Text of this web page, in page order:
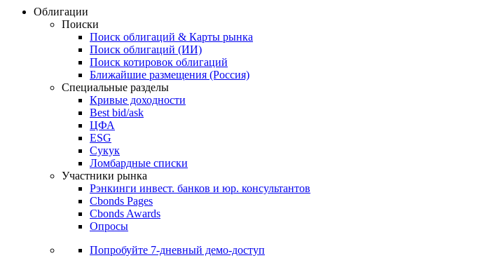
Облигации
Поиски
Поиск облигаций & Карты рынка
Поиск облигаций (ИИ)
Поиск котировок облигаций
Ближайшие размещения (Россия)
Специальные разделы
Кривые доходности
Best bid/ask
ЦФА
ESG
Сукук
Ломбардные списки
Участники рынка
Рэнкинги инвест. банков и юр. консультантов
Cbonds Pages
Cbonds Awards
Опросы
Попробуйте 7-дневный демо-доступ